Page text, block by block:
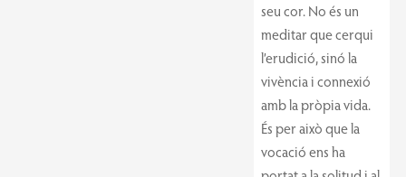
seu cor. No és un
meditar que cerqui
l’erudició, sinó la
vivència i connexió
amb la pròpia vida.
És per això que la
vocació ens ha